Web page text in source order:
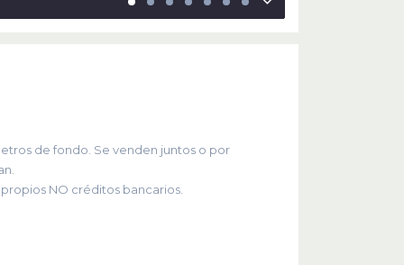
de fondo. Se venden juntos o por
NO créditos bancarios.